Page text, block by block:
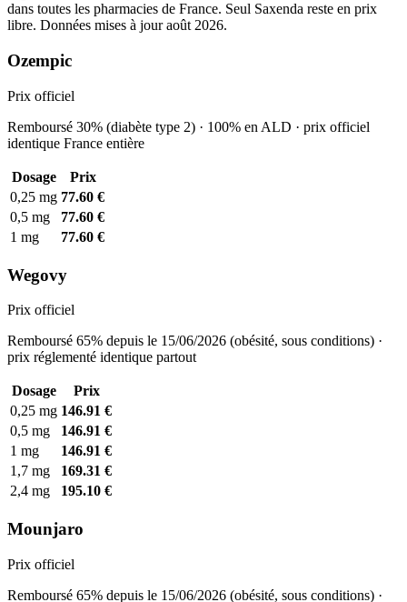
dans toutes les pharmacies de France. Seul Saxenda reste en prix
libre. Données mises à jour août 2026.
Ozempic
Prix officiel
Remboursé 30% (diabète type 2) · 100% en ALD · prix officiel
identique France entière
Dosage
Prix
0,25 mg 77.60 €
0,5 mg
77.60 €
1 mg
77.60 €
Wegovy
Prix officiel
Remboursé 65% depuis le 15/06/2026 (obésité, sous conditions) ·
prix réglementé identique partout
Dosage
Prix
0,25 mg 146.91 €
0,5 mg
146.91 €
1 mg
146.91 €
1,7 mg
169.31 €
2,4 mg
195.10 €
Mounjaro
Prix officiel
Remboursé 65% depuis le 15/06/2026 (obésité, sous conditions) ·